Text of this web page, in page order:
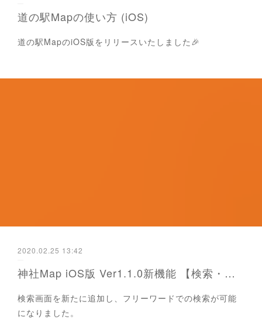
道の駅Mapの使い方 (iOS)
道の駅MapのiOS版をリリースいたしました🎉
2020.02.25 13:42
神社Map iOS版 Ver1.1.0新機能 【検索・都道府県内の神社一覧表示】
検索画面を新たに追加し、フリーワードでの検索が可能
になりました。